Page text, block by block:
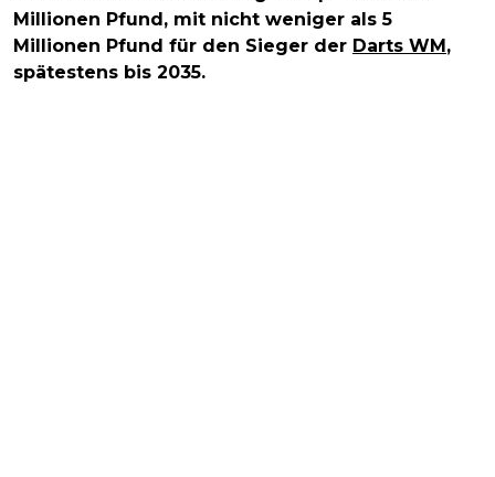
Millionen Pfund, mit nicht weniger als 5
Millionen Pfund für den Sieger der Darts WM ,
spätestens bis 2035.